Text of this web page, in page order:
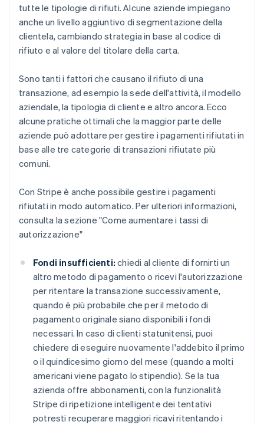
tutte le tipologie di rifiuti. Alcune aziende impiegano
anche un livello aggiuntivo di segmentazione della
clientela, cambiando strategia in base al codice di
rifiuto e al valore del titolare della carta.
Sono tanti i fattori che causano il rifiuto di una
transazione, ad esempio la sede dell'attività, il modello
aziendale, la tipologia di cliente e altro ancora. Ecco
alcune pratiche ottimali che la maggior parte delle
aziende può adottare per gestire i pagamenti rifiutati in
base alle tre categorie di transazioni rifiutate più
comuni.
Con Stripe è anche possibile gestire i pagamenti
rifiutati in modo automatico. Per ulteriori informazioni,
consulta la sezione "Come aumentare i tassi di
autorizzazione"
Fondi insufficienti: chiedi al cliente di fornirti un
altro metodo di pagamento o ricevi l'autorizzazione
per ritentare la transazione successivamente,
quando è più probabile che per il metodo di
pagamento originale siano disponibili i fondi
necessari. In caso di clienti statunitensi, puoi
chiedere di eseguire nuovamente l'addebito il primo
o il quindicesimo giorno del mese (quando a molti
americani viene pagato lo stipendio). Se la tua
azienda offre abbonamenti, con la funzionalità
Stripe di ripetizione intelligente dei tentativi
potresti recuperare maggiori ricavi ritentando i